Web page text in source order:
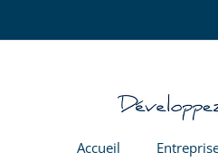
Accueil